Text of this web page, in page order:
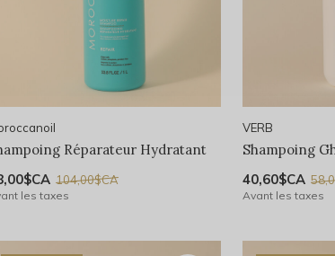
Réparateur Hydratant
104,00$CA
les taxes
VERB
Shampoing
40,60$CA
Avant les taxes